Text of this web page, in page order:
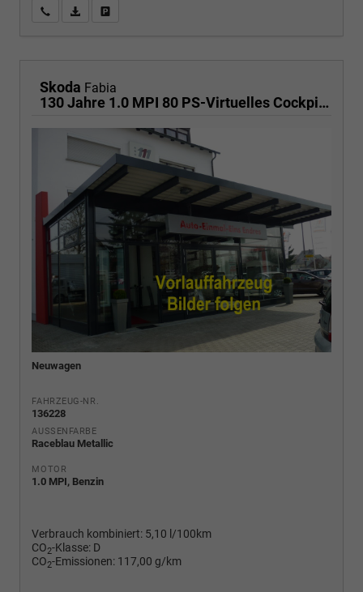
Wir rufen Sie anPDF-Fahrzeugexposé drucken
Skoda Fabia
130 Jahre 1.0 MPI 80 PS-Virtuelles Cockpit-AppleCarplay-Android-Auto-LED-Klima-Tempomat-Rückfahrkamera-DAB-SHZ-15" Alu-sofort
Neuwagen
FAHRZEUG-NR.
136228
AUSSENFARBE
Raceblau Metallic
MOTOR
1.0 MPI, Benzin
Verbrauch kombiniert: 5,10 l/100km
CO2-Klasse: D
CO2-Emissionen: 117,00 g/km